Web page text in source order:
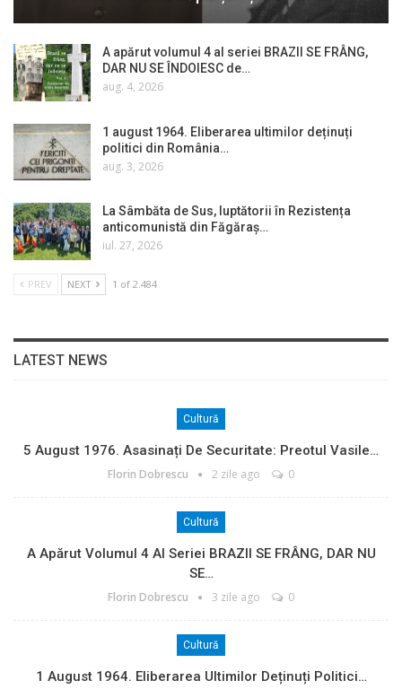
A apărut volumul 4 al seriei BRAZII SE FRÂNG,
DAR NU SE ÎNDOIESC de…
aug. 4, 2026
1 august 1964. Eliberarea ultimilor deținuți
politici din România…
aug. 3, 2026
La Sâmbăta de Sus, luptătorii în Rezistența
anticomunistă din Făgăraș…
iul. 27, 2026
PREV NEXT 1 of 2.484
LATEST NEWS
Cultură
5 August 1976. Asasinați De Securitate: Preotul Vasile…
Florin Dobrescu 2 zile ago 0
Cultură
A Apărut Volumul 4 Al Seriei BRAZII SE FRÂNG, DAR NU
SE…
Florin Dobrescu 3 zile ago 0
Cultură
1 August 1964. Eliberarea Ultimilor Deținuți Politici…